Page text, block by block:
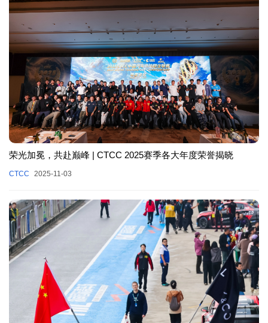
荣光加冕，共赴巅峰 | CTCC 2025赛季各大年度荣誉揭晓
CTCC 2025-11-03